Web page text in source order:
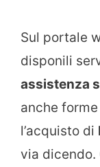
Sul portale
disponili
assistenza
anche
l’acquisto di
via dicendo.